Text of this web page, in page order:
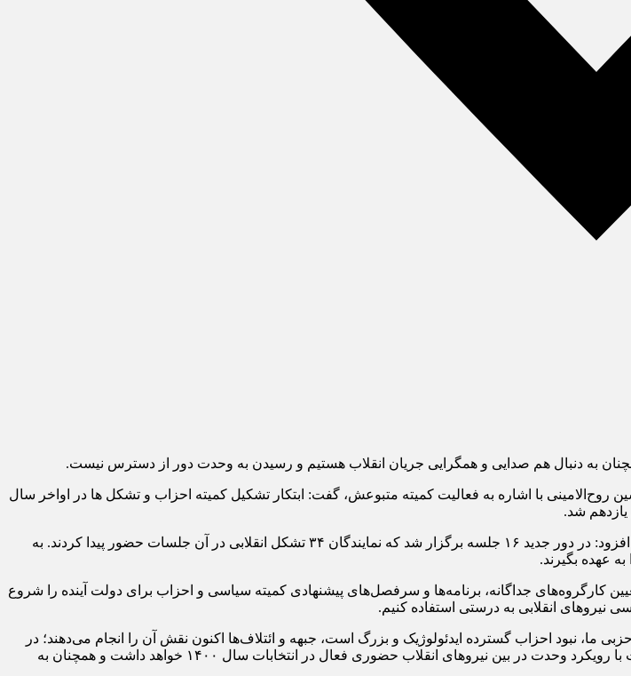
به دنبال هم صدایی و همگرایی جریان انقلاب هستیم و رسیدن به وحدت دور از دسترس نیست.
روح‌الامینی با اشاره به فعالیت کمیته متبوعش، گفت: ابتکار تشکیل کمیته احزاب و تشکل ها در اواخر سال
وی با بیان اینکه جلسات کمیته احزاب و تشکل ها بعد از انتخابات مجلس بدون وقفه ادامه پیدا کرد، افزود: در دور جدید ۱۶ جلسه برگزار شد که نمایندگان ۳۴ تشکل انقلابی در آن جلسات حضور پیدا کردند. به
عهده بگیرند.
کارگروه‌های جداگانه، برنامه‌ها و سرفصل‌های پیشنهادی کمیته سیاسی و احزاب برای دولت آینده را شروع
نیروهای انقلابی به درستی استفاده کنیم.
نبود احزاب گسترده ایدئولوژیک و بزرگ است، جبهه و ائتلاف‌ها اکنون نقش آن را انجام می‌دهند؛ در
حال حاضر هم شورای ائتلاف نیروهای انقلاب که تجربه‌ی خوبی از خود در انتخابات ۹۸ به جا گذاشت با رویکرد وحدت در بین نیروهای انقلاب حضوری فعال در انتخابات سال ۱۴۰۰ خواهد داشت و همچنان به